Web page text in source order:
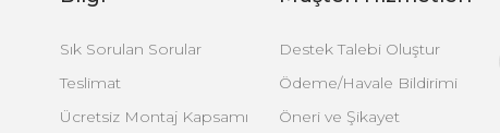
Sık Sorulan Sorular
Teslimat
Ücretsiz Montaj Kapsamı
Destek Talebi Oluştur
Ödeme/Havale Bildirimi
Öneri ve Şikayet